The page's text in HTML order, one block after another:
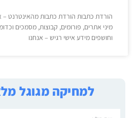
למחיקה מגוגל
הורדת כתבות הורדת כתבות מהאינטרנט –
מיני אתרים, פורומים, קבוצות, מסמכים
וחושפים מידע אישי רגיש – אנחנו